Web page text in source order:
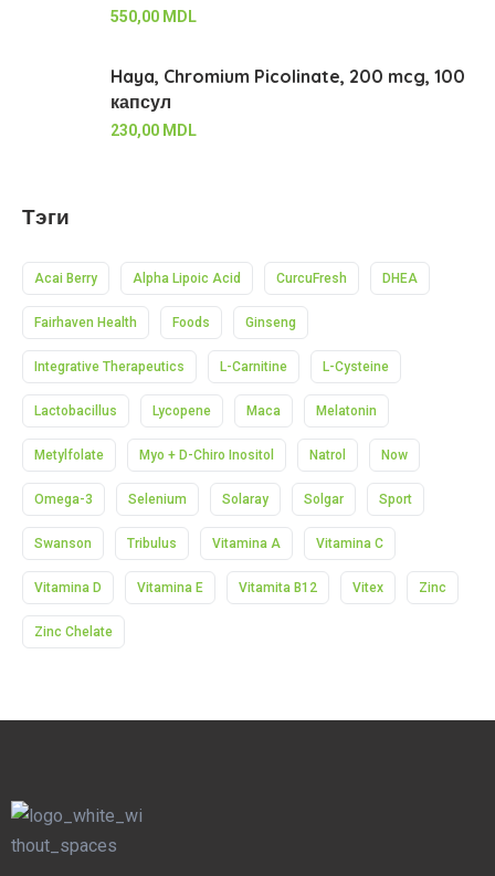
550,00 MDL
Haya, Chromium Picolinate, 200 mcg, 100
капсул
230,00 MDL
Тэги
Acai Berry Alpha Lipoic Acid CurcuFresh DHEA
Fairhaven Health Foods Ginseng
Integrative Therapeutics L-Carnitine L-Cysteine
Lactobacillus Lycopene Maca Melatonin
Metylfolate Myo + D-Chiro Inositol Natrol Now
Omega-3 Selenium Solaray Solgar Sport
Swanson Tribulus Vitamina A Vitamina C
Vitamina D Vitamina E Vitamita B12 Vitex Zinc
Zinc Chelate